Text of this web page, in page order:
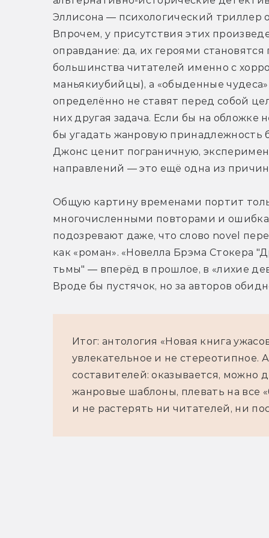
Эллисона — психологический триллер
Впрочем, у присутствия этих
оправдание: да, их героями
большинства читателей именно с
маньякиубийцы), а «обыденные
определённо не ставят перед собой
них другая задача. Если бы на обложке
бы угадать жанровую принадлежность
Джонс ценит пограничную,
направлений — это ещё одна из
Общую картину временами портит
многочисленными повторами и
подозревают даже, что слово novel
как «роман». «Новелла Брэма Стокера
тьмы" — вперёд в прошлое, в «лихие
Вроде бы пустячок, но за авторов
Итог: антология «Новая книга
увлекательное и не
составителей: оказывается, можно
жанровые шаблоны, плевать на все
и не растерять ни читателей, ни